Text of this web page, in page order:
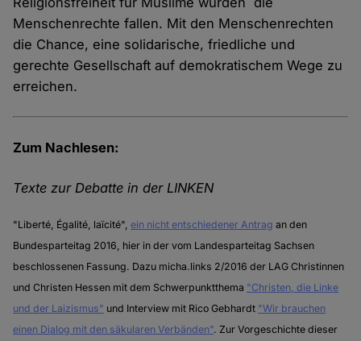
Menschenrechte fallen. Mit den Menschenrechten
die Chance, eine solidarische, friedliche und
gerechte Gesellschaft auf demokratischem Wege zu
erreichen.
Zum Nachlesen:
Texte zur Debatte in der LINKEN
"Liberté, Égalité, laïcité",ein nicht entschiedener Antrag an den
Bundesparteitag 2016, hier in der vom Landesparteitag Sachsen
beschlossenen Fassung. Dazu micha.links 2/2016 der LAG Christinnen
und Christen Hessen mit dem Schwerpunktthema "Christen, die Linke
und der Laizismus" und Interview mit Rico Gebhardt "Wir brauchen
einen Dialog mit den säkularen Verbänden". Zur Vorgeschichte dieser